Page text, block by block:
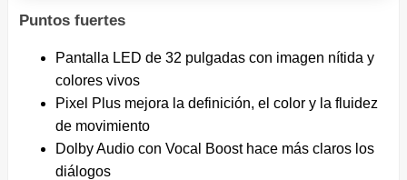
Puntos fuertes
Pantalla LED de 32 pulgadas con imagen nítida y
colores vivos
Pixel Plus mejora la definición, el color y la fluidez
de movimiento
Dolby Audio con Vocal Boost hace más claros los
diálogos